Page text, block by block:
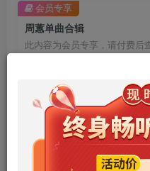
周蕙单曲合辑
此内容为会员专享，请付费后
年卡会员 免费
您当前未登
会员专享